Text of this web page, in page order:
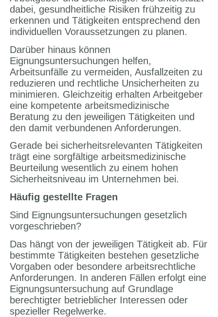
dabei, gesundheitliche Risiken frühzeitig zu
erkennen und Tätigkeiten entsprechend den
individuellen Voraussetzungen zu planen.
Darüber hinaus können
Eignungsuntersuchungen helfen,
Arbeitsunfälle zu vermeiden, Ausfallzeiten zu
reduzieren und rechtliche Unsicherheiten zu
minimieren. Gleichzeitig erhalten Arbeitgeber
eine kompetente arbeitsmedizinische
Beratung zu den jeweiligen Tätigkeiten und
den damit verbundenen Anforderungen.
Gerade bei sicherheitsrelevanten Tätigkeiten
trägt eine sorgfältige arbeitsmedizinische
Beurteilung wesentlich zu einem hohen
Sicherheitsniveau im Unternehmen bei.
Häufig gestellte Fragen
Sind Eignungsuntersuchungen gesetzlich
vorgeschrieben?
Das hängt von der jeweiligen Tätigkeit ab. Für
bestimmte Tätigkeiten bestehen gesetzliche
Vorgaben oder besondere arbeitsrechtliche
Anforderungen. In anderen Fällen erfolgt eine
Eignungsuntersuchung auf Grundlage
berechtigter betrieblicher Interessen oder
spezieller Regelwerke.